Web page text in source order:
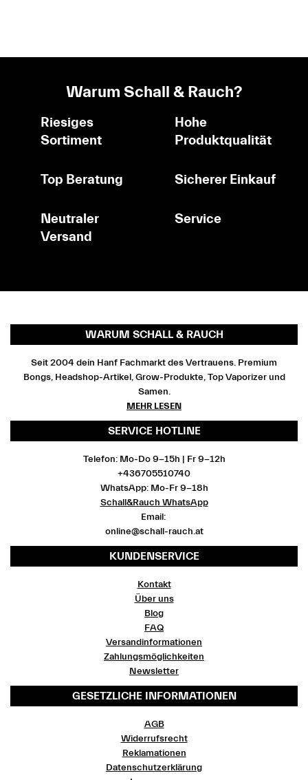
Warum Schall & Rauch?
Riesiges
Sortiment
Hohe
Produktqualität
Top Beratung Sicherer Einkauf
Neutraler
Versand
Service
WARUM SCHALL & RAUCH
Seit 2004 dein Hanf Fachmarkt des Vertrauens. Premium
Bongs, Headshop-Artikel, Grow-Produkte, Top Vaporizer und
Samen.
MEHR LESEN
SERVICE HOTLINE
Telefon: Mo-Do 9-15h | Fr 9-12h
+436705510740
WhatsApp: Mo-Fr 9-18h
Schall&Rauch WhatsApp
Email:
online@schall-rauch.at
KUNDENSERVICE
Kontakt
Über uns
Blog
FAQ
Versandinformationen
Zahlungsmöglichkeiten
Newsletter
GESETZLICHE INFORMATIONEN
AGB
Widerrufsrecht
Reklamationen
Datenschutzerklärung